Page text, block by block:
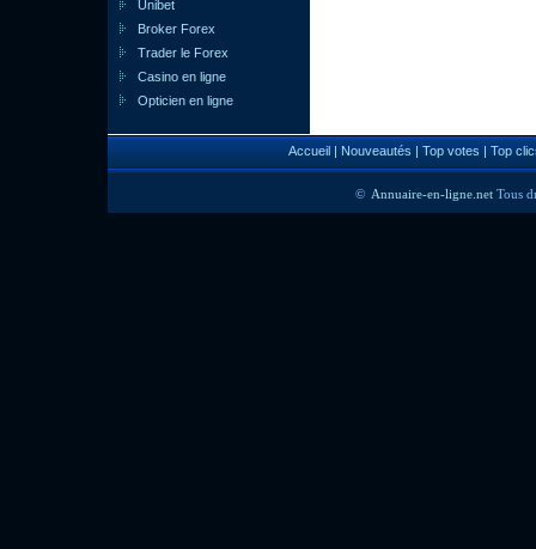
Unibet
Broker Forex
Trader le Forex
Casino en ligne
Opticien en ligne
Accueil| Nouveautés | Top votes | Top
© Annuaire-en-ligne.net Tous